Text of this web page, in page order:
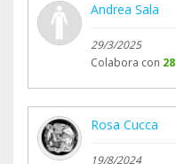
Andrea Sala
29/3/2025
Colabora con 28
Rosa Cucca
19/8/2024